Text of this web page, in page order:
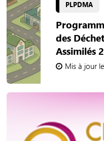
PLPDMA
des
Assimilés
Mis à jour